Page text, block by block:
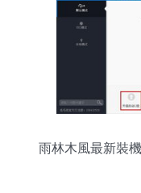
雨林木風最新裝